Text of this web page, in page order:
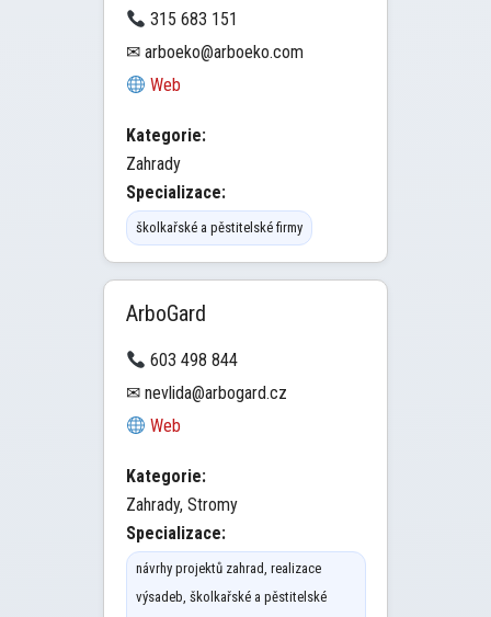
315 683 151
✉ arboeko@arboeko.com
Web
Kategorie:
Zahrady
Specializace:
školkařské a pěstitelské firmy
ArboGard
603 498 844
✉ nevlida@arbogard.cz
Web
Kategorie:
Zahrady, Stromy
Specializace:
návrhy projektů zahrad, realizace
výsadeb, školkařské a pěstitelské